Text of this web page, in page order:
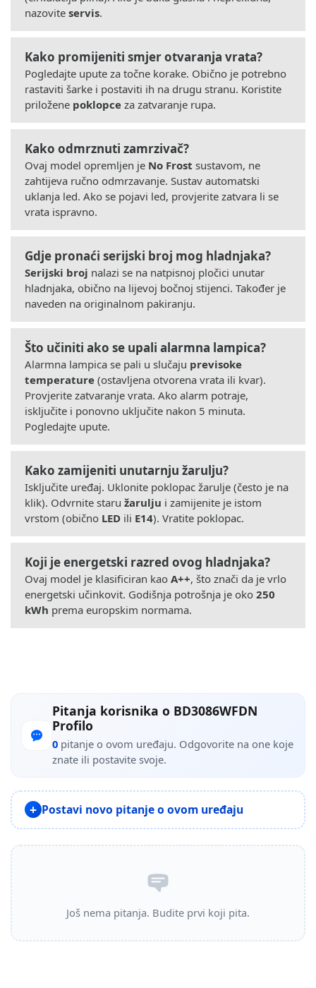
nazovite servis.
Kako promijeniti smjer otvaranja vrata?
Pogledajte upute za točne korake. Obično je potrebno
rastaviti šarke i postaviti ih na drugu stranu. Koristite
priložene poklopce za zatvaranje rupa.
Kako odmrznuti zamrzivač?
Ovaj model opremljen je No Frost sustavom, ne
zahtijeva ručno odmrzavanje. Sustav automatski
uklanja led. Ako se pojavi led, provjerite zatvara li se
vrata ispravno.
Gdje pronaći serijski broj mog hladnjaka?
Serijski broj nalazi se na natpisnoj pločici unutar
hladnjaka, obično na lijevoj bočnoj stijenci. Također je
naveden na originalnom pakiranju.
Što učiniti ako se upali alarmna lampica?
Alarmna lampica se pali u slučaju previsoke
temperature (ostavljena otvorena vrata ili kvar).
Provjerite zatvaranje vrata. Ako alarm potraje,
isključite i ponovno uključite nakon 5 minuta.
Pogledajte upute.
Kako zamijeniti unutarnju žarulju?
Isključite uređaj. Uklonite poklopac žarulje (često je na
klik). Odvrnite staru žarulju i zamijenite je istom
vrstom (obično LED ili E14). Vratite poklopac.
Koji je energetski razred ovog hladnjaka?
Ovaj model je klasificiran kao A++, što znači da je vrlo
energetski učinkovit. Godišnja potrošnja je oko 250
kWh prema europskim normama.
Pitanja korisnika o BD3086WFDN
Profilo
0 pitanje o ovom uređaju. Odgovorite na one koje
znate ili postavite svoje.
Postavi novo pitanje o ovom uređaju
Još nema pitanja. Budite prvi koji pita.